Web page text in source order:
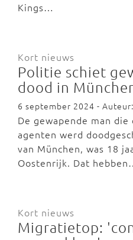
Kings…
Kort nieuws
Politie schiet
dood in
6 september 2024 -
De gewapende man
agenten werd
van München, was 18
Oostenrijk. Dat
Kort nieuws
Migratietop: